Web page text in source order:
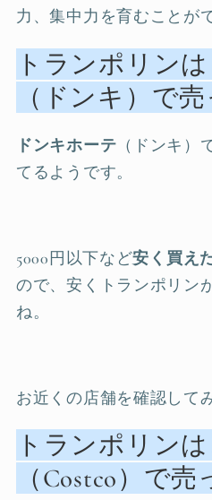
力、集中力を育むことが
トランポリン
（ドンキ）で
ドンキホーテ （ドンキ）
てるようです。
5000円以下など安く買え
ので、安くトランポリン
ね。
お近くの店舗を確認して
トランポリン
（Costco）で売